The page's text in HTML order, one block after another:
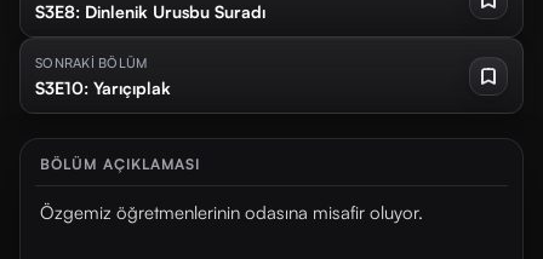
S3E8: Dinlenik Urusbu Suradı
SONRAKİ BÖLÜM
S3E10: Yarıçıplak
BÖLÜM AÇIKLAMASI
Özgemiz öğretmenlerinin odasına misafir oluyor.